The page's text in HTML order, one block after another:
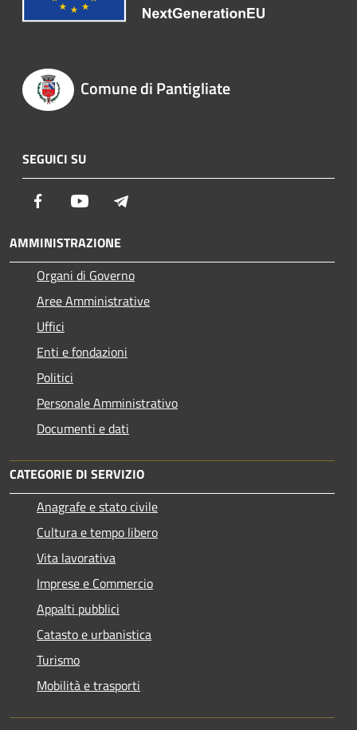
Comune di Pantigliate
SEGUICI SU
Facebook Youtube
AMMINISTRAZIONE
Organi di Governo
Aree Amministrative
Uffici
Enti e fondazioni
Politici
Personale Amministrativo
Documenti e dati
CATEGORIE DI SERVIZIO
Anagrafe e stato civile
Cultura e tempo libero
Vita lavorativa
Imprese e Commercio
Appalti pubblici
Catasto e urbanistica
Turismo
Mobilità e trasporti